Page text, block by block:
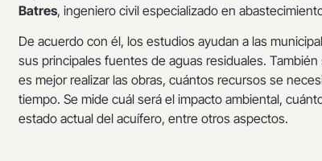
Batres, ingeniero civil especializado en
De acuerdo con él, los estudios ayudan a las
sus principales fuentes de aguas residuales.
es mejor realizar las obras, cuántos recursos se
tiempo. Se mide cuál será el impacto ambiental,
estado actual del acuífero, entre otros aspectos.